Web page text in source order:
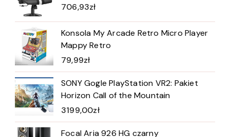
706,93zł
Konsola My Arcade Retro Micro Player
Mappy Retro
79,99zł
SONY Gogle PlayStation VR2: Pakiet
Horizon Call of the Mountain
3199,00zł
Focal Aria 926 HG czarny